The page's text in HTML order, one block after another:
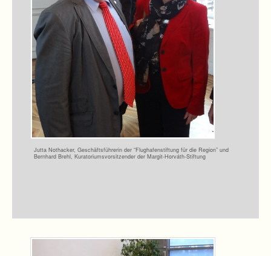
Jutta Not­ha­cker, Geschäfts­füh­re­rin der “Flug­ha­fen­stif­tung für die Region” und
Bern­hard Brehl, Kura­to­ri­ums­vor­sit­zen­der der Margit-Horváth-Stiftung